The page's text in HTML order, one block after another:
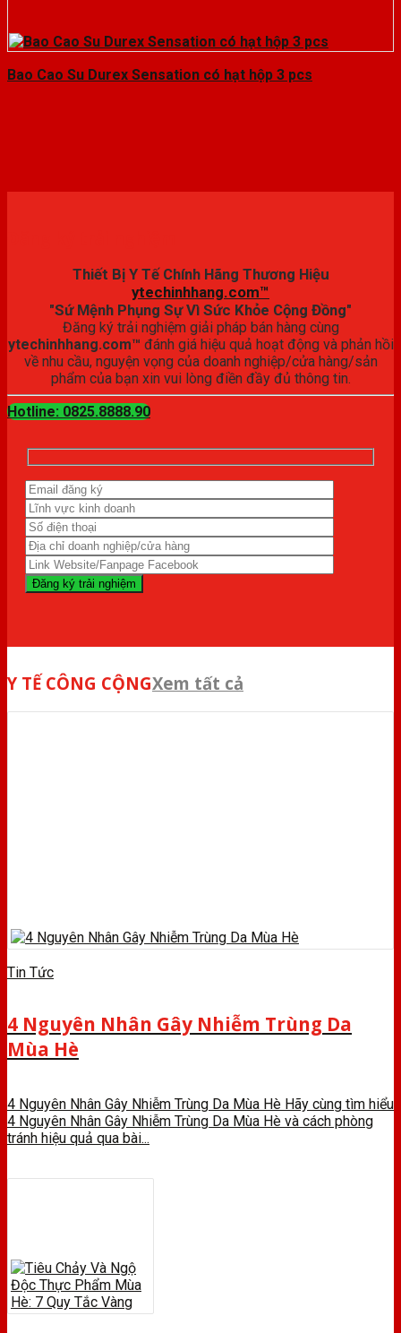
Bao Cao Su Durex Sensation có hạt hộp 3 pcs
Thiết Bị Y Tế Chính Hãng Thương Hiệu
ytechinhhang.com™
"Sứ Mệnh Phụng Sự Vì Sức Khỏe Cộng Đồng"
Đăng ký trải nghiệm giải pháp bán hàng cùng
ytechinhhang.com™ đánh giá hiệu quả hoạt động và phản hồi
về nhu cầu, nguyện vọng của doanh nghiệp/cửa hàng/sản
phẩm của bạn xin vui lòng điền đầy đủ thông tin.
Hotline: 0825.8888.90
Y TẾ CÔNG CỘNGXem tất cả
Tin Tức
4 Nguyên Nhân Gây Nhiễm Trùng Da
Mùa Hè
4 Nguyên Nhân Gây Nhiễm Trùng Da Mùa Hè Hãy cùng tìm hiểu
4 Nguyên Nhân Gây Nhiễm Trùng Da Mùa Hè và cách phòng
tránh hiệu quả qua bài...